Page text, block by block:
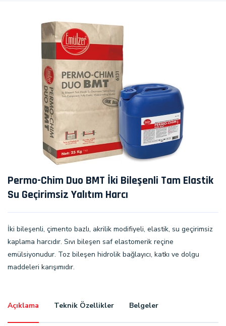
Permo-Chim Duo BMT İki Bileşenli Tam Elastik
Su Geçirimsiz Yalıtım Harcı
İki bileşenli, çimento bazlı, akrilik modifiyeli, elastik, su geçirimsiz
kaplama harcıdır. Sıvı bileşen saf elastomerik reçine
emülsiyonudur. Toz bileşen hidrolik bağlayıcı, katkı ve dolgu
maddeleri karışımıdır.
Açıklama Teknik Özellikler Belgeler